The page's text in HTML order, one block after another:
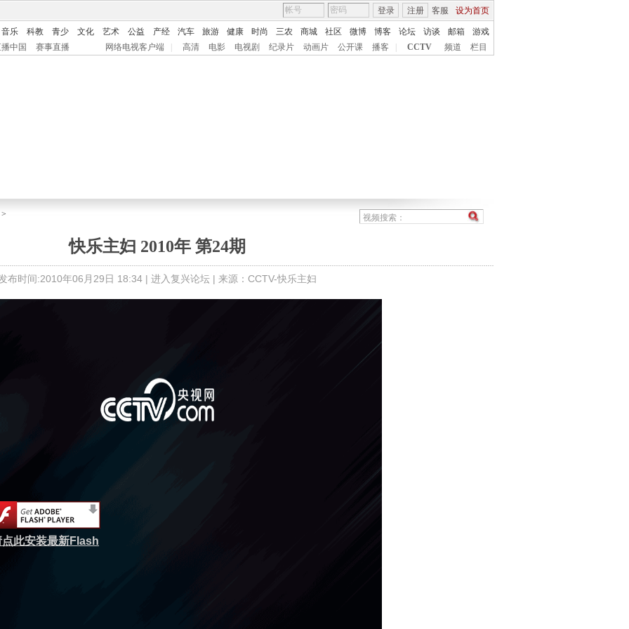
客服 设为首页
登录 注册
音乐 科教 青少 文化 艺术 公益 产经 汽车 旅游 健康 时尚 三农 商城 社区 微博 博客 论坛 访谈 邮箱
游戏
中国
赛事直播 网络电视客户端 高清 电影 电视剧 纪录片 动画片 公开课 播客 CCTV 频道 栏目
>
快乐主妇 2010年 第24期
布时间:2010年06月29日 18:34 | 进入复兴论坛 | 来源：CCTV-快乐主妇
点此安装最新Flash